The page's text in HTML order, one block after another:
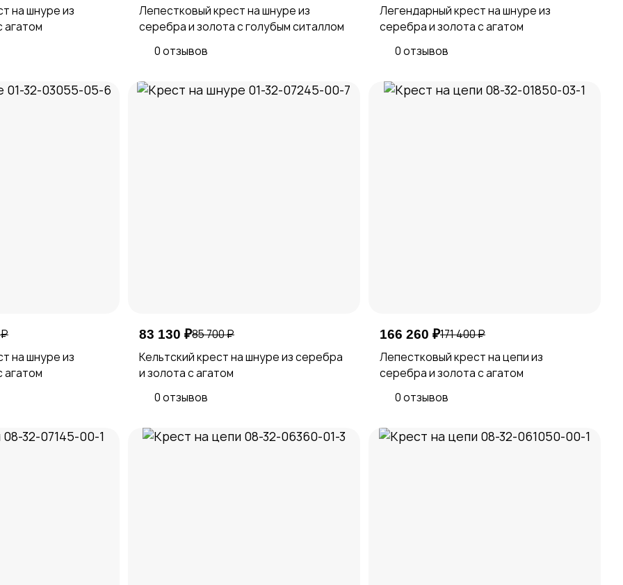
на шнуре из
агатом
Лепестковый крест на шнуре из
серебра и золота с голубым ситаллом
0 отзывов
Легендарный крест на шнуре из
серебра и золота с агатом
0 отзывов
на шнуре из
агатом
83 130 ₽85 700 ₽
Кельтский крест на шнуре из серебра
и золота с агатом
0 отзывов
166 260 ₽171 400 ₽
Лепестковый крест на цепи из
серебра и золота с агатом
0 отзывов